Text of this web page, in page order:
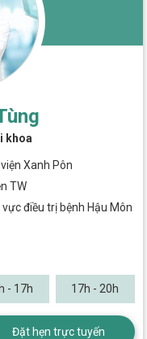
khoa
Xanh Pôn
TW
điều trị bệnh Hậu Môn
- 17h 17h - 20h
Đặt hẹn trực tuyến